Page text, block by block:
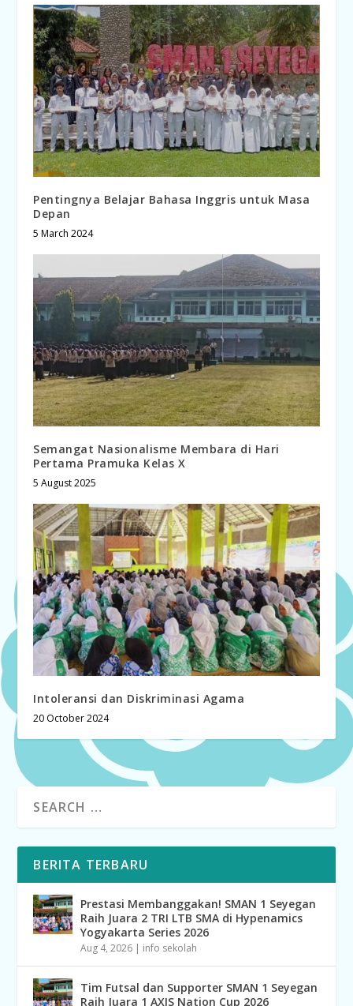
Pentingnya Belajar Bahasa Inggris untuk Masa
Depan
5 March 2024
Semangat Nasionalisme Membara di Hari
Pertama Pramuka Kelas X
5 August 2025
Intoleransi dan Diskriminasi Agama
20 October 2024
BERITA TERBARU
Prestasi Membanggakan! SMAN 1 Seyegan
Raih Juara 2 TRI LTB SMA di Hypenamics
Yogyakarta Series 2026
Aug 4, 2026 | info sekolah
Tim Futsal dan Supporter SMAN 1 Seyegan
Raih Juara 1 AXIS Nation Cup 2026